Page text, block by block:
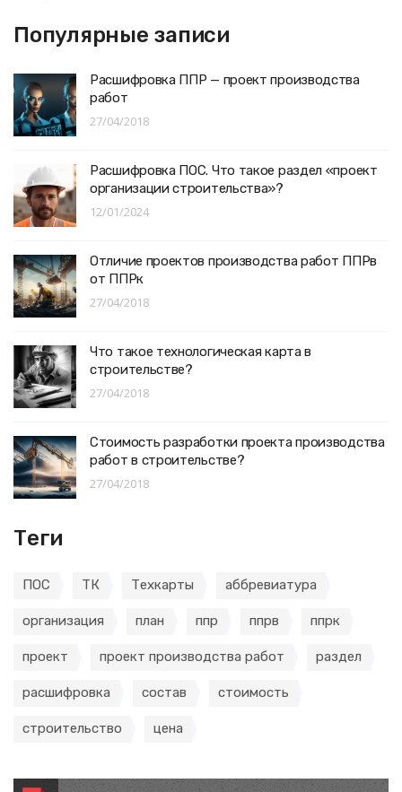
Популярные записи
Расшифровка ППР — проект производства
работ
27/04/2018
Расшифровка ПОС. Что такое раздел «проект
организации строительства»?
12/01/2024
Отличие проектов производства работ ППРв
от ППРк
27/04/2018
Что такое технологическая карта в
строительстве?
27/04/2018
Стоимость разработки проекта производства
работ в строительстве?
27/04/2018
Теги
ПОС ТК Техкарты аббревиатура
организация план ппр ппрв ппрк
проект проект производства работ раздел
расшифровка состав стоимость
строительство цена